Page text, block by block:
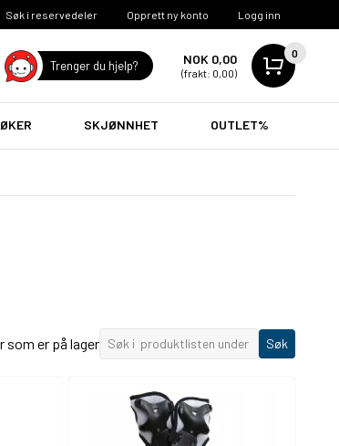
Søk i reservedeler Opprett ny konto Logg inn
Trenger du hjelp? NOK 0,00
(frakt: 0,00)
0
SKJØNNHET OUTLET%
som er på lager Søk